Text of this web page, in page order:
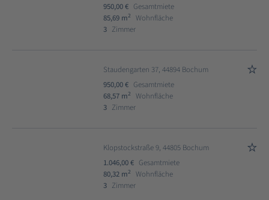
950,00 € Gesamtmiete
85,69 m2
Wohnfläche
3 Zimmer
Staudengarten 37, 44894 Bochum
950,00 € Gesamtmiete
68,57 m2
Wohnfläche
3 Zimmer
Klopstockstraße 9, 44805 Bochum
1.046,00 € Gesamtmiete
80,32 m2
Wohnfläche
3 Zimmer